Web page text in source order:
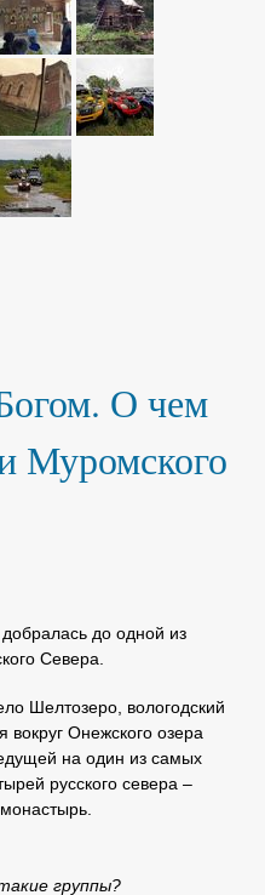
О чем
Муромского
до одной из
Севера.
Шелтозеро, вологодский
вокруг Онежского озера
на один из самых
русского севера –
группы?